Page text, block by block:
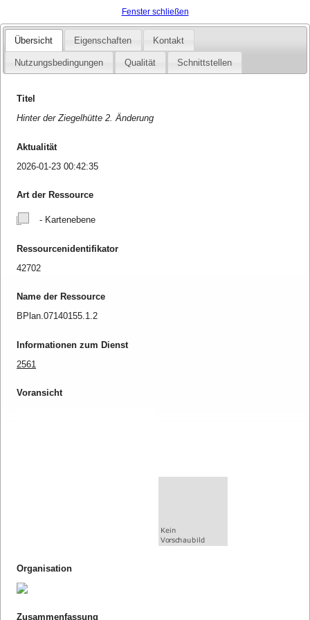
Fenster schließen
Übersicht Eigenschaften Kontakt
Nutzungsbedingungen Qualität Schnittstellen
Titel
Hinter der Ziegelhütte 2. Änderung
Aktualität
2026-01-23 00:42:35
Art der Ressource
- Kartenebene
Ressourcenidentifikator
42702
Name der Ressource
BPlan.07140155.1.2
Informationen zum Dienst
2561
Voransicht
Organisation
Zusammenfassung